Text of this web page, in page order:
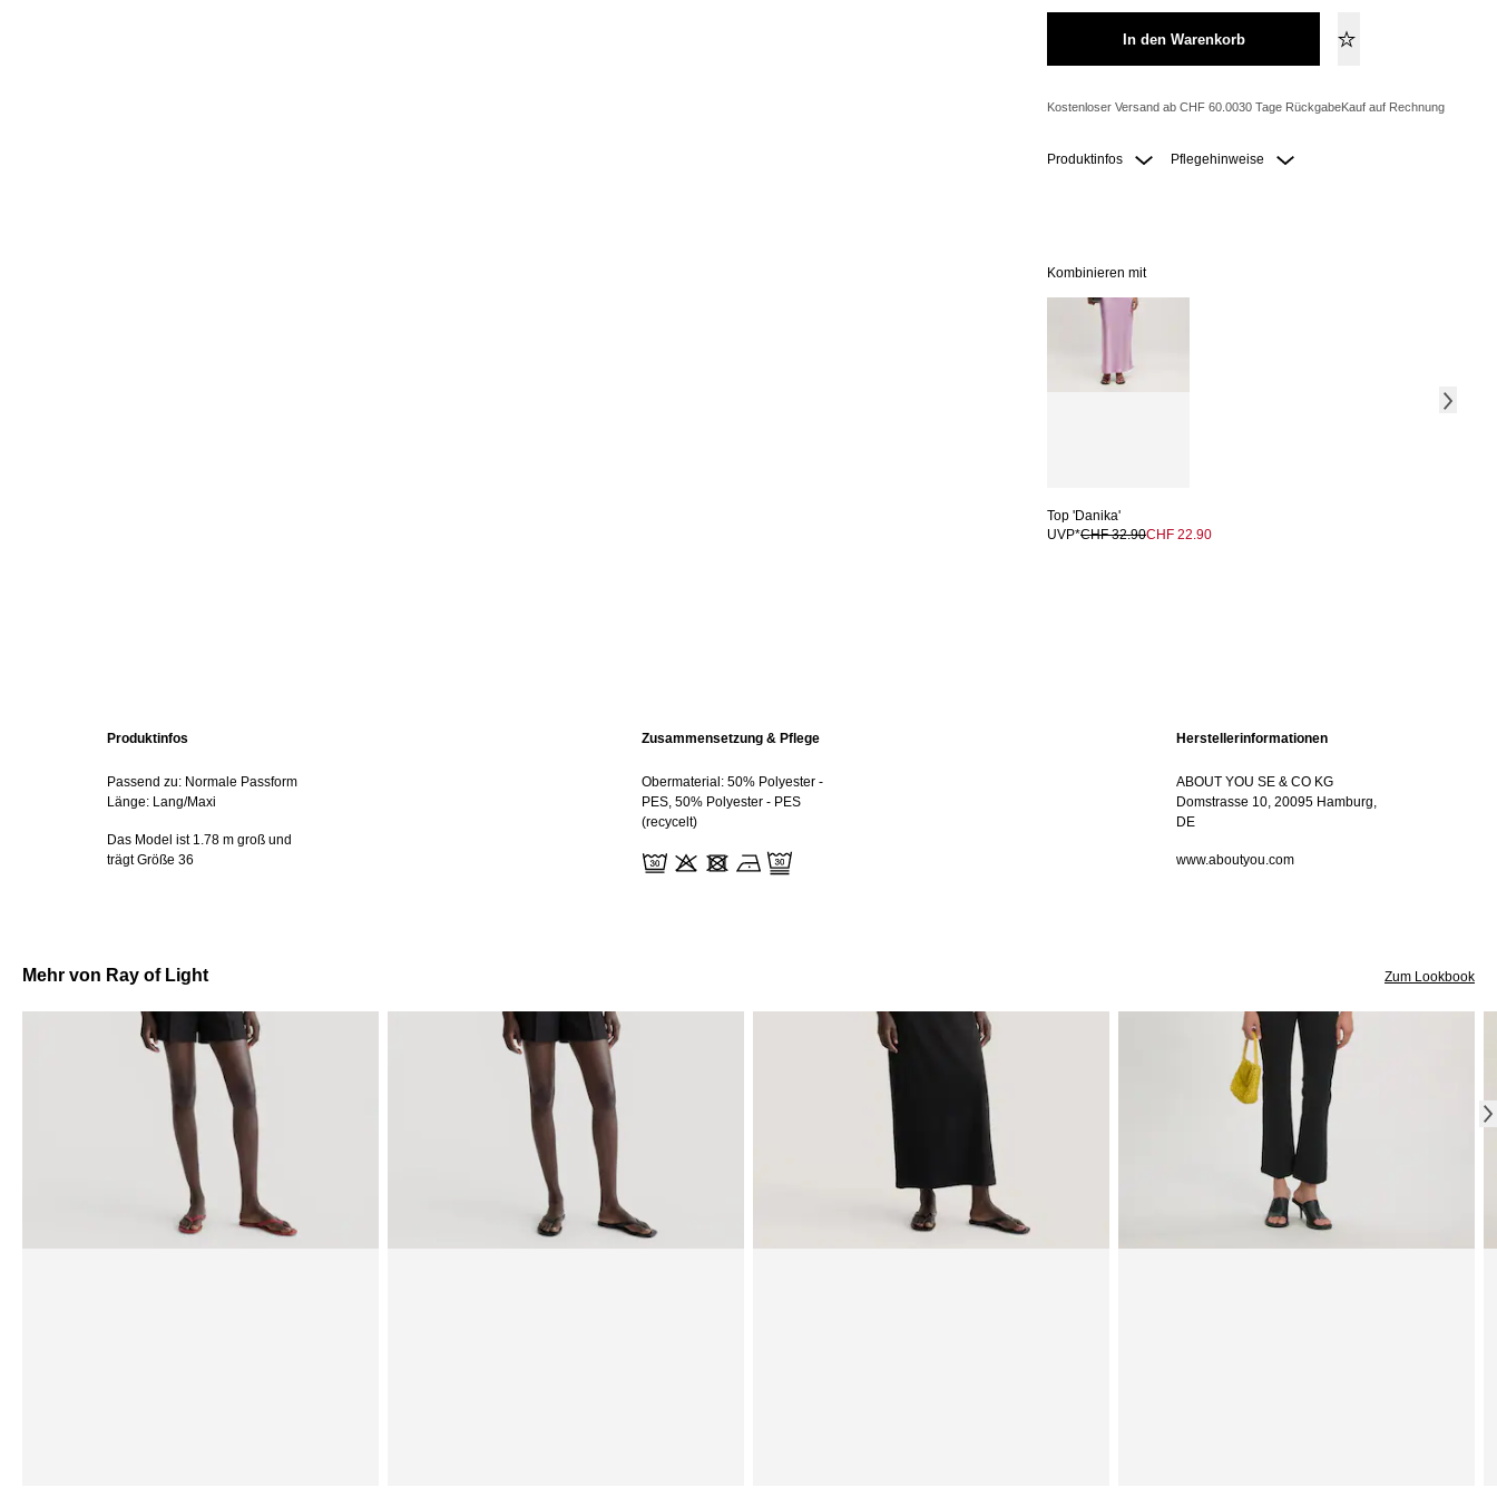
In den Warenkorb
Kostenloser Versand ab CHF 60.0030 Tage RückgabeKauf auf Rechnung
Produktinfos Pflegehinweise
Kombinieren mit
Top 'Danika'
UVP*CHF 32.90CHF 22.90
Produktinfos
Passend zu: Normale Passform
Länge: Lang/Maxi
Das Model ist 1.78 m groß und
trägt Größe 36
Zusammensetzung & Pflege
Obermaterial: 50% Polyester -
PES, 50% Polyester - PES
(recycelt)
Herstellerinformationen
ABOUT YOU SE & CO KG
Domstrasse 10, 20095 Hamburg,
DE
www.aboutyou.com
Mehr von Ray of Light Zum Lookbook